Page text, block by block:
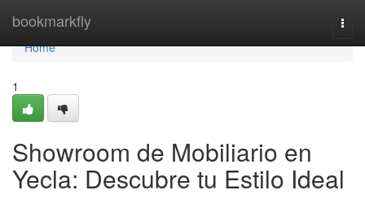
bookmarkfly
Home
Home
1
Showroom de Mobiliario en
Yecla: Descubre tu Estilo Ideal